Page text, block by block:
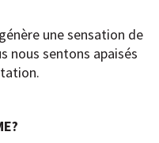
une sensation de
nous sentons apaisés